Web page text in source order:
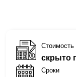
Стоимость
скрыто
Сроки